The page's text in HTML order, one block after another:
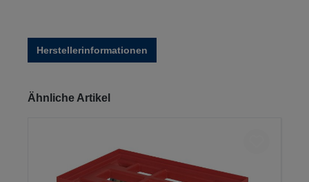
Herstellerinformationen
Produktgalerie überspringen
Ähnliche Artikel